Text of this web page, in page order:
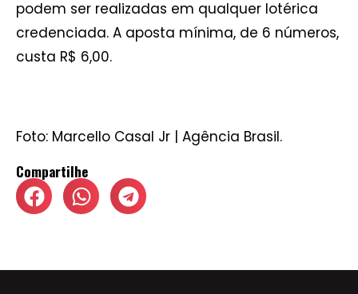
podem ser realizadas em qualquer lotérica
credenciada. A aposta mínima, de 6 números,
custa R$ 6,00.
Foto: Marcello Casal Jr | Agência Brasil.
Compartilhe